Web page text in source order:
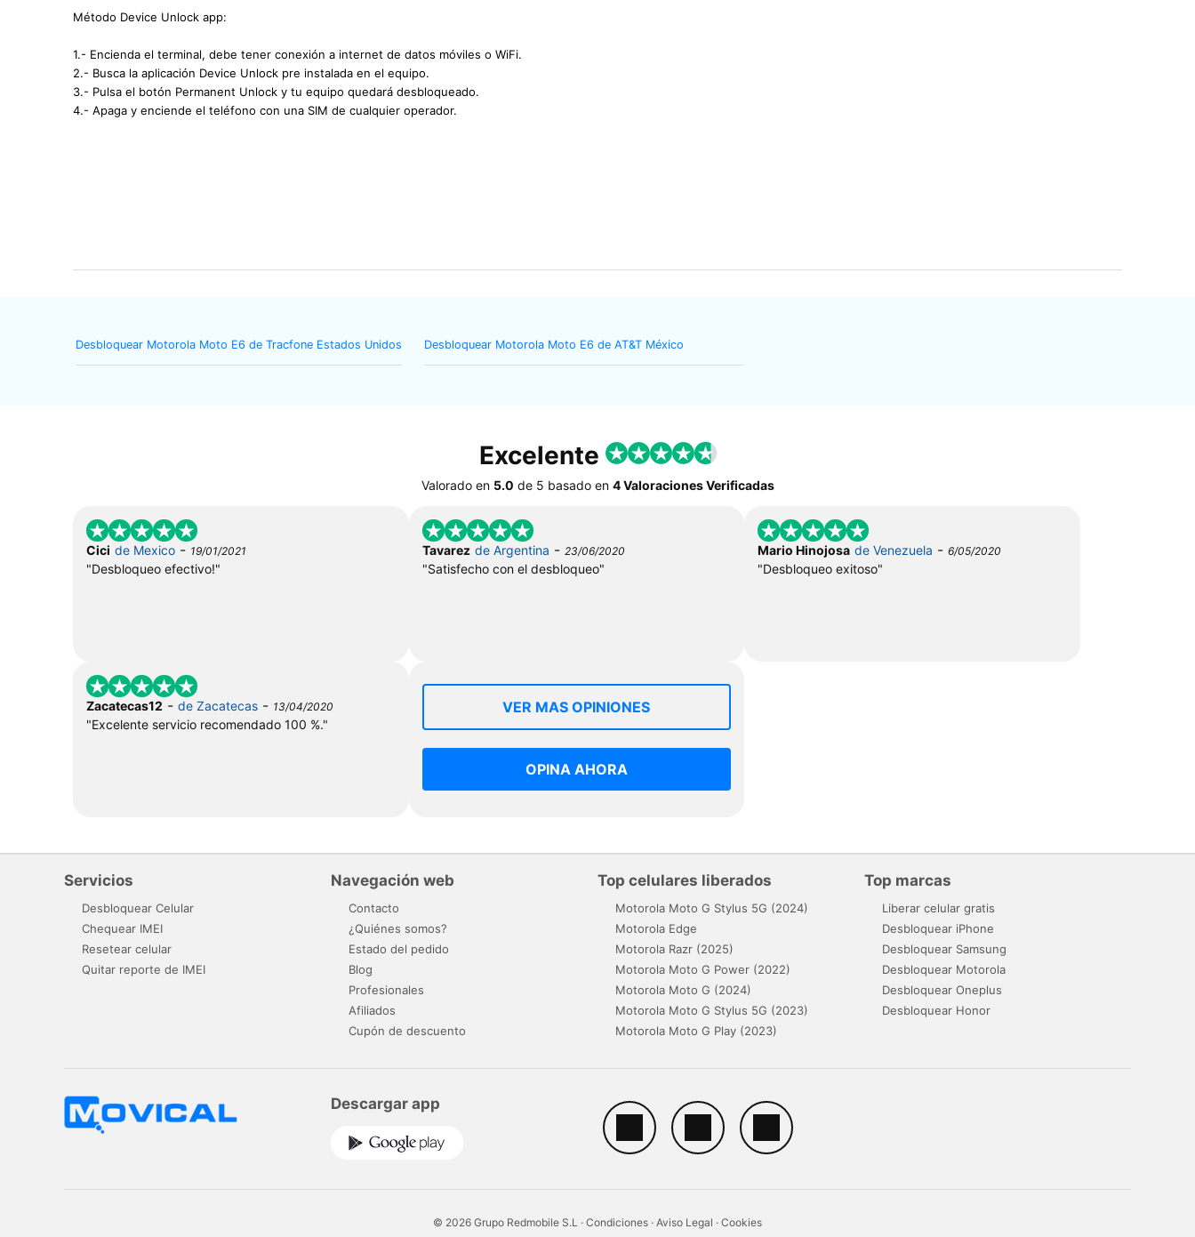
Método Device Unlock app:
1.- Encienda el terminal, debe tener conexión a internet de datos móviles o WiFi.
2.- Busca la aplicación Device Unlock pre instalada en el equipo.
3.- Pulsa el botón Permanent Unlock y tu equipo quedará desbloqueado.
4.- Apaga y enciende el teléfono con una SIM de cualquier operador.
Desbloquear Motorola Moto E6 de Tracfone Estados Unidos Desbloquear Motorola Moto E6 de AT&T México
Excelente
Valorado en 5.0 de 5 basado en 4 Valoraciones Verificadas
Cici de Mexico - 19/01/2021
"Desbloqueo efectivo!"
Tavarez de Argentina - 23/06/2020
"Satisfecho con el desbloqueo"
Mario Hinojosa de Venezuela -6/05/2020
"Desbloqueo exitoso"
Zacatecas12 - de Zacatecas - 13/04/2020
"Excelente servicio recomendado 100 %."
VER MAS OPINIONES
OPINA AHORA
Servicios
Desbloquear Celular
Chequear IMEI
Resetear celular
Quitar reporte de IMEI
Navegación web
Contacto
¿Quiénes somos?
Estado del pedido
Blog
Profesionales
Afiliados
Cupón de descuento
Top celulares liberados
Motorola Moto G Stylus 5G (2024)
Motorola Edge
Motorola Razr (2025)
Motorola Moto G Power (2022)
Motorola Moto G (2024)
Motorola Moto G Stylus 5G (2023)
Motorola Moto G Play (2023)
Top marcas
Liberar celular gratis
Desbloquear iPhone
Desbloquear Samsung
Desbloquear Motorola
Desbloquear Oneplus
Desbloquear Honor
Descargar app
© 2026 Grupo Redmobile S.L · Condiciones · Aviso Legal · Cookies